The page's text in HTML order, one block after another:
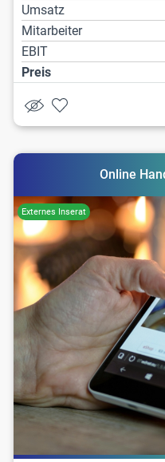
Umsatz
Mitarbeiter
EBIT
Preis
Online